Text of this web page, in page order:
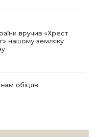
ударів по
у житловій
у Барвінковому
України
вручив «Хрест
нашому земляку
обіцяв